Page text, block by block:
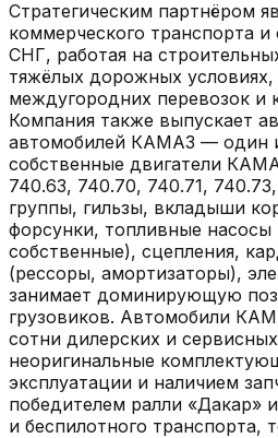
Стратегическим партнёром
коммерческого транспорта
СНГ, работая на
тяжёлых дорожных
междугородних перевозок и
Компания также выпускает
автомобилей КАМАЗ — один
собственные двигатели
740.63, 740.70, 740.71,
группы, гильзы, вкладыши
форсунки, топливные
собственные), сцепления,
(рессоры, амортизаторы),
занимает доминирующую
грузовиков. Автомобили
сотни дилерских и
неоригинальные
эксплуатации и наличием
победителем ралли «Дакар»
и беспилотного транспорта,